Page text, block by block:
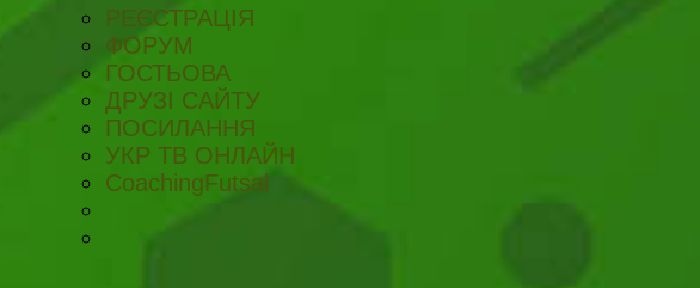
РЕЄСТРАЦІЯ
ФОРУМ
ГОСТЬОВА
ДРУЗІ САЙТУ
ПОСИЛАННЯ
УКР ТВ ОНЛАЙН
CoachingFutsal